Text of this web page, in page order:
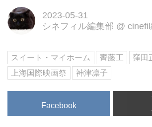
化。監督 齊藤工
り巻く恐怖の連
「何か」がい
2023-05-31
シネフィル編集部 @
スイート・マイホーム 齊藤工
窪田
上海国際映画祭
神津凛子
Facebook